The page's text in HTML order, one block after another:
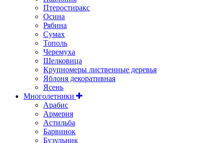
Птеростиракс
Осина
Рябина
Сумах
Тополь
Черемуха
Шелковица
Крупномеры лиственные деревья
Яблоня декоративная
Ясень
Многолетники
Арабис
Армерия
Астильбa
Барвинок
Бузульник